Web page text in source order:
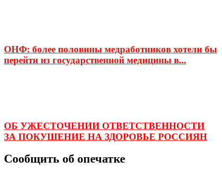
ОНФ: более половины медработников хотели бы
перейти из государственной медицины в...
ОБ УЖЕСТОЧЕНИИ ОТВЕТСТВЕННОСТИ
ЗА ПОКУШЕНИЕ НА ЗДОРОВЬЕ РОССИЯН
Сообщить об опечатке